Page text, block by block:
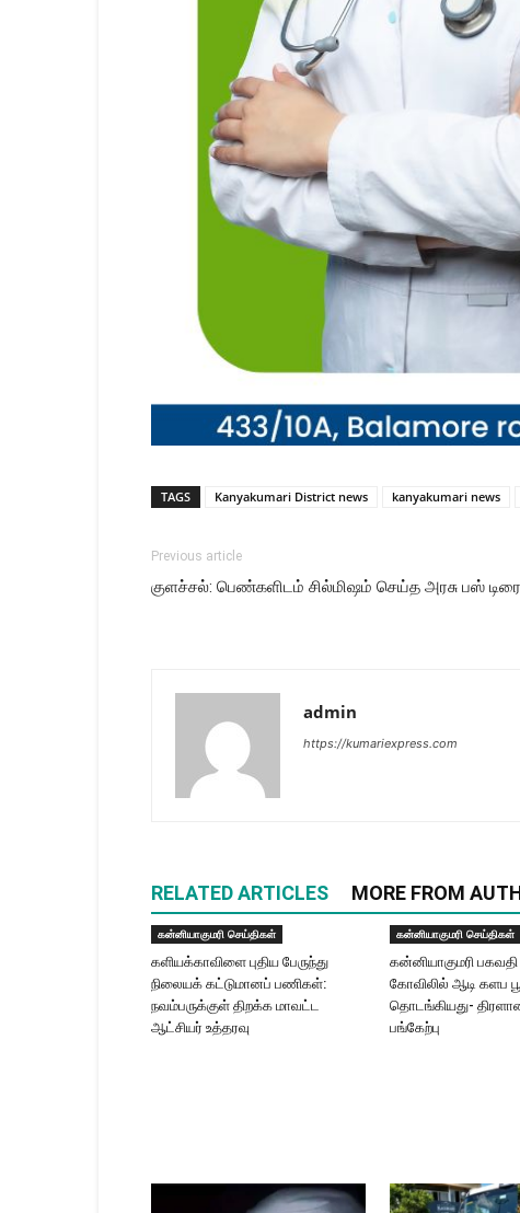
TAGS Kanyakumari District news kanyakumari news
Previous article
குளச்சல்: பெண்களிடம் சில்மிஷம் செய்த அரசு பஸ்
admin
https://kumariexpress.com
RELATED ARTICLES MORE FROM
கன்னியாகுமரி செய்திகள்
களியக்காவிளை புதிய பேருந்து
நிலையக் கட்டுமானப் பணிகள்:
நவம்பருக்குள் திறக்க மாவட்ட
ஆட்சியர் உத்தரவு
கன்னியாகுமரி செய்திகள்
கன்னியாகுமரி
கோவிலில் ஆடி களப
தொடங்கியது-
பங்கேற்பு